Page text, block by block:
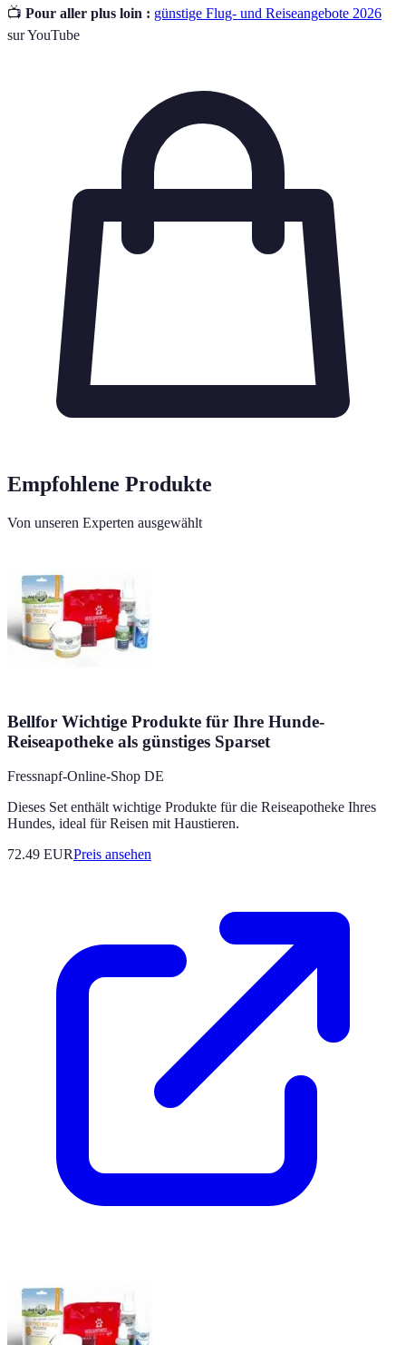
📺 Pour aller plus loin : günstige Flug- und Reiseangebote 2026
sur YouTube
Empfohlene Produkte
Von unseren Experten ausgewählt
Bellfor Wichtige Produkte für Ihre Hunde-
Reiseapotheke als günstiges Sparset
Fressnapf-Online-Shop DE
Dieses Set enthält wichtige Produkte für die Reiseapotheke Ihres
Hundes, ideal für Reisen mit Haustieren.
72.49 EURPreis ansehen